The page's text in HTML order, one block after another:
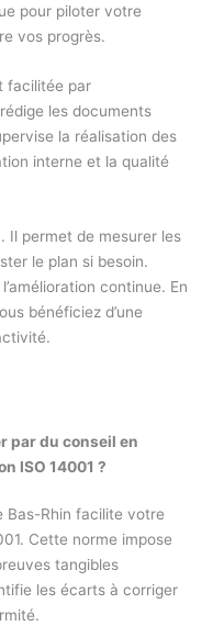
pour piloter votre
vos progrès.
facilitée par
les documents
la réalisation des
interne et la qualité
Il permet de mesurer les
le plan si besoin.
continue. En
bénéficiez d’une
par du conseil en
ISO 14001 ?
Bas-Rhin facilite votre
Cette norme impose
tangibles
les écarts à corriger